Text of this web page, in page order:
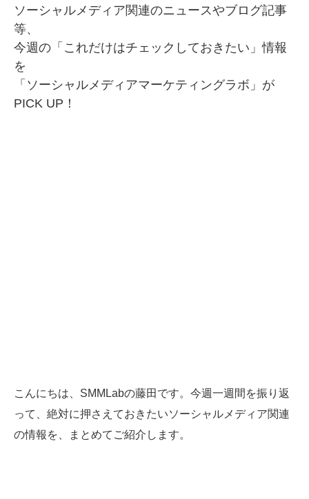
ソーシャルメディア関連のニュースやブログ記事
等、
今週の「これだけはチェックしておきたい」情報
を
「ソーシャルメディアマーケティングラボ」が
PICK UP！
こんにちは、SMMLabの藤田です。今週一週間を振り返
って、絶対に押さえておきたいソーシャルメディア関連
の情報を、まとめてご紹介します。